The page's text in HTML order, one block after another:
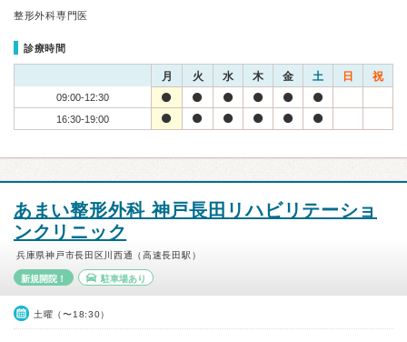
整形外科専門医
診療時間
月 火 水 木 金 土 日 祝
09:00-12:30
16:30-19:00
あまい整形外科 神戸長田リハビリテーショ
ンクリニック
兵庫県神戸市長田区川西通（高速長田駅）
新規開院！ 駐車場あり
土曜（〜18:30）